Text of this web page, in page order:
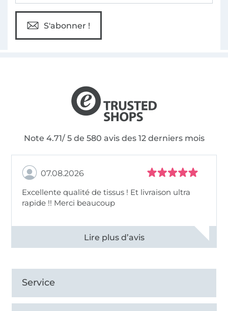
S'abonner !
Note 4.71/ 5 de 580 avis des 12 derniers mois
07.08.2026
Excellente qualité de tissus ! Et livraison ultra
rapide !! Merci beaucoup
Voir tous les 11496 commentaires
Service